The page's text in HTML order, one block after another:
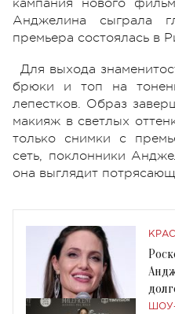
кампания нового
Анджелина сыграла
премьера состоялась в
Для выхода
брюки и топ на
лепестков. Образ
макияж в светлых
только снимки с
сеть, поклонники
она выглядит